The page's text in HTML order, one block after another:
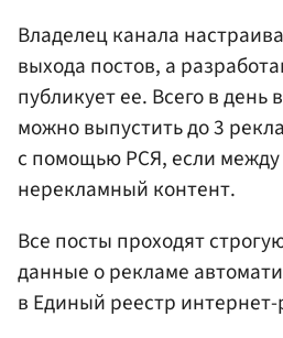
Владелец канала
выхода постов, а
публикует ее. Всего в день
можно выпустить до 3
с помощью РСЯ, если
нерекламный контент.
Все посты проходят
данные о рекламе
в Единый реестр